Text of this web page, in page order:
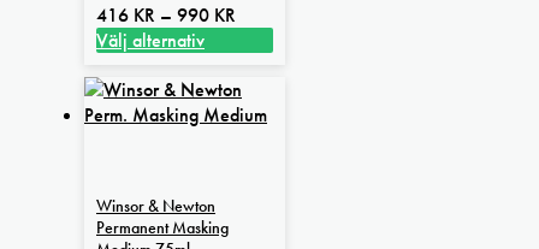
416 KR – 990 KR
416 kr
990 kr
Välj alternativ
här
produkten
De
olika
Winsor & Newton
Permanent Masking